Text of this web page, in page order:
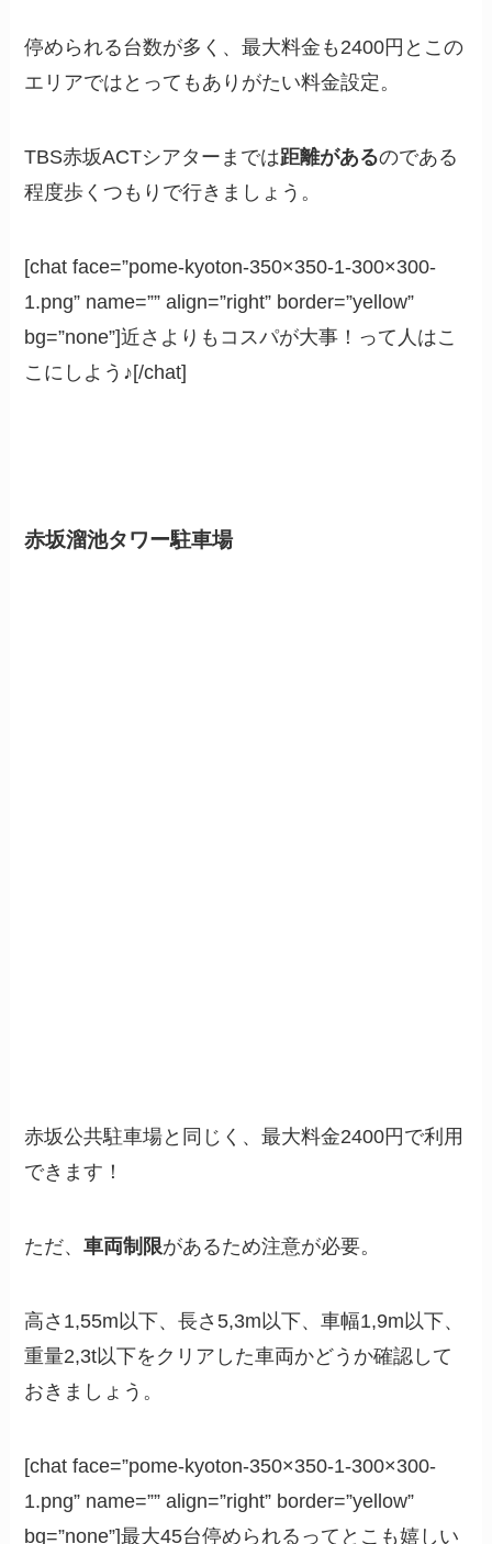
停められる台数が多く、最大料金も2400円とこの
エリアではとってもありがたい料金設定。
TBS赤坂ACTシアターまでは距離があるのである
程度歩くつもりで行きましょう。
[chat face=”pome-kyoton-350×350-1-300×300-
1.png” name=”” align=”right” border=”yellow”
bg=”none”]近さよりもコスパが大事！って人はこ
こにしよう♪[/chat]
赤坂溜池タワー駐車場
赤坂公共駐車場と同じく、最大料金2400円で利用
できます！
ただ、車両制限があるため注意が必要。
高さ1,55m以下、長さ5,3m以下、車幅1,9m以下、
重量2,3t以下をクリアした車両かどうか確認して
おきましょう。
[chat face=”pome-kyoton-350×350-1-300×300-
1.png” name=”” align=”right” border=”yellow”
bg=”none”]最大45台停められるってとこも嬉しい